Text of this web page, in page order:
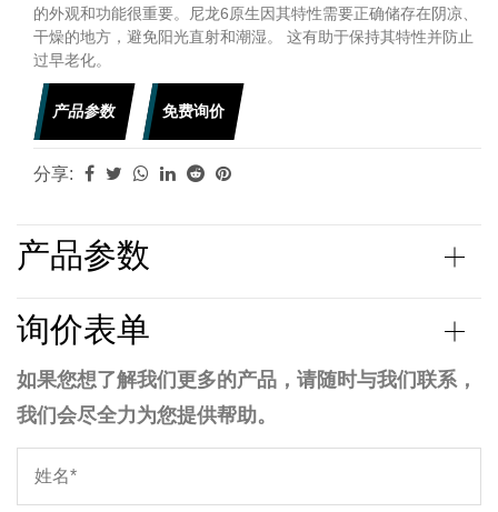
的外观和功能很重要。尼龙6原生因其特性需要正确储存在阴凉、
干燥的地方，避免阳光直射和潮湿。 这有助于保持其特性并防止
过早老化。
产品参数 免费询价
分享:
产品参数
询价表单
如果您想了解我们更多的产品，请随时与我们联系，
我们会尽全力为您提供帮助。